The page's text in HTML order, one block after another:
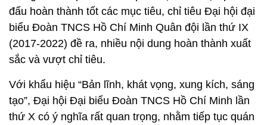
đấu hoàn thành tốt các mục tiêu, chỉ tiêu Đại hội đại
biểu Đoàn TNCS Hồ Chí Minh Quân đội lần thứ IX
(2017-2022) đề ra, nhiều nội dung hoàn thành xuất
sắc và vượt chỉ tiêu.
Với khẩu hiệu “Bản lĩnh, khát vọng, xung kích, sáng
tạo”, Đại hội Đại biểu Đoàn TNCS Hồ Chí Minh lần
thứ X có ý nghĩa rất quan trọng, nhằm tiếp tục quán